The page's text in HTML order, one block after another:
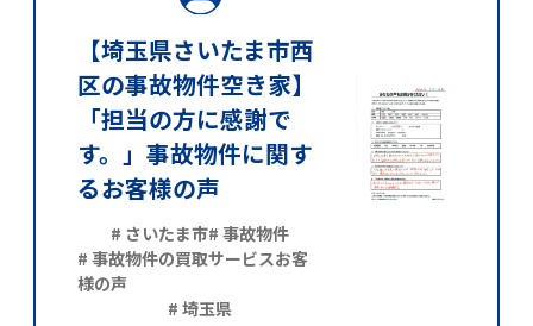
【埼玉県さいたま市西
区の事故物件空き家】
「担当の方に感謝で
す。」事故物件に関す
るお客様の声
# さいたま市# 事故物件
# 事故物件の買取サービスお客
様の声
# 埼玉県